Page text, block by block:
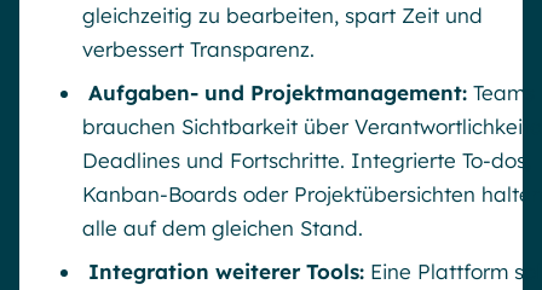
gleichzeitig zu bearbeiten, spart Zeit und
verbessert Transparenz.
Aufgaben- und Projektmanagement: Teams
brauchen Sichtbarkeit über
Deadlines und Fortschritte. Integrierte To-dos,
Kanban-Boards oder Projektübersichten halten
alle auf dem gleichen Stand.
Integration weiterer Tools: Eine Plattform